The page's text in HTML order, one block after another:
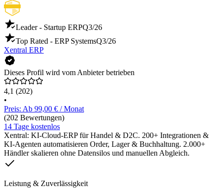
Leader - Startup ERPQ3/26
Top Rated - ERP SystemsQ3/26
Xentral ERP
Dieses Profil wird vom Anbieter betrieben
4,1 (202)
•
Preis: Ab 99,00 € / Monat
(202 Bewertungen)
14 Tage kostenlos
Xentral: KI-Cloud-ERP für Handel & D2C. 200+ Integrationen &
KI-Agenten automatisieren Order, Lager & Buchhaltung. 2.000+
Händler skalieren ohne Datensilos und manuellen Abgleich.
Leistung & Zuverlässigkeit